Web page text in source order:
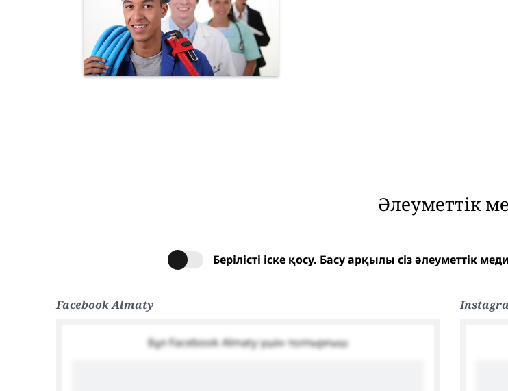
Әлеуметтік
Берілісті іске қосу. Басу арқылы сіз әлеуметтік
Facebook Almaty
Бұл Facebook Almaty үшін толтырғыш